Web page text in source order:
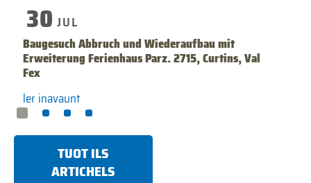
30 JUL
Baugesuch Abbruch und Wiederaufbau mit
Erweiterung Ferienhaus Parz. 2715, Curtins, Val
Fex
ler inavaunt
TUOT ILS
ARTICHELS